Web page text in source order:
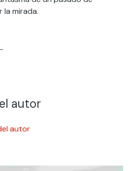
la mirada.
autor
autor